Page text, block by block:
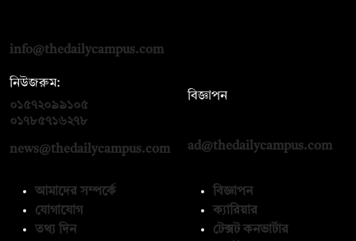
info@thedailycampus.com
নিউজরুম:
০১৫৭২০৯৯১০৫
০১৭৮৫৭১৬২৭৮
news@thedailycampus.com
বিজ্ঞাপন
ad@thedailycampus.com
আমাদের সম্পর্কে
যোগাযোগ
তথ্য দিন
বিজ্ঞাপন
ক্যারিয়ার
টেক্সট কনভার্টার